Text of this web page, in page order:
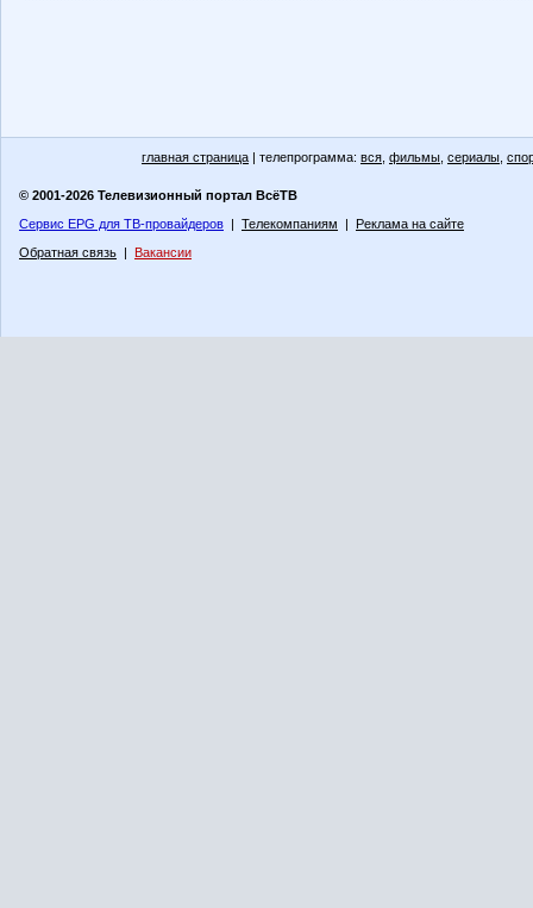
главная страница | телепрограмма: вся фильмы сериалы
© 2001-2026 Телевизионный портал ВсёТВ
Сервис EPG для ТВ-провайдеров | Телекомпаниям | Реклама на сайте
Обратная связь | Вакансии